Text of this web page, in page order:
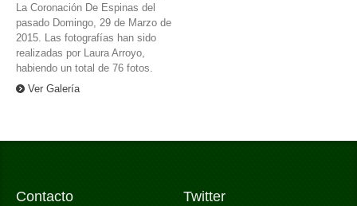
La Coronación De Espinas del
pasado Domingo, 29 de Marzo de
2015. Las fotografías han sido
realizadas por Laura Arroyo,
habiendo un total de 76 fotos.
Ver Galería
Contacto Twitter